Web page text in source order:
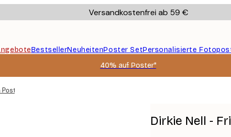
Versandkostenfrei ab 59 €
BestsellerNeuheitenPoster SetPersonalisierte
40% auf Poster*
Dirkie Nell -